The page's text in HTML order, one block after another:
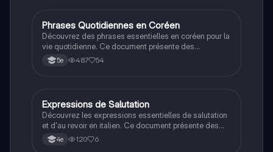
Autres langues
Phrases Quotidiennes en Coréen
Découvrez des phrases essentielles en coréen pour la
vie quotidienne. Ce document présente des
expressions utiles pour communiquer, poser des
questions et interagir dans diverses situations. Idéal
5e 487 54
Autres langues
Expressions de Salutation
Découvrez les expressions essentielles de salutation
et d'au revoir en italien. Ce document présente des
phrases clés comme 'Buongiorno', 'Buon pomeriggio',
et 'Buona sera', idéales pour les élèves de 4ème.
4e 120 6